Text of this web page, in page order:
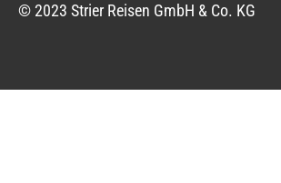
© 2023 Strier Reisen GmbH & Co. KG